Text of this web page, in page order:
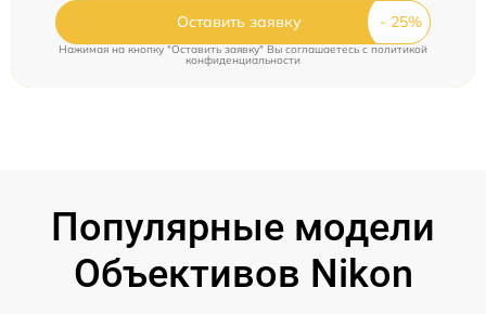
Оставить заявку
Нажимая на кнопку "Оставить заявку" Вы соглашаетесь cполитикой
конфиденциальности
Популярные модели
Объективов Nikon